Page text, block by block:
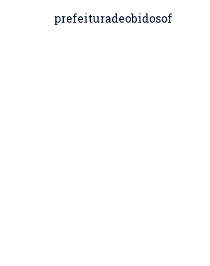
prefeituradeobidosof